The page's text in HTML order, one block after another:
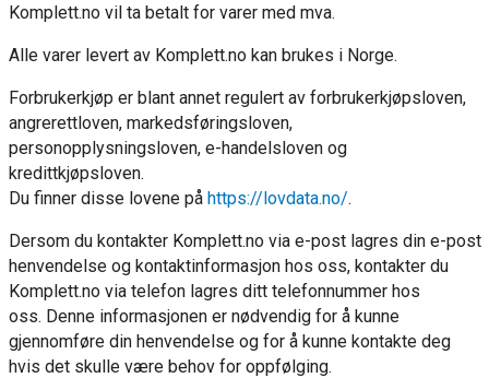
Komplett.no vil ta betalt for varer med mva.
Alle varer levert av Komplett.no kan brukes i Norge.
Forbrukerkjøp er blant annet regulert av forbrukerkjøpsloven,
angrerettloven, markedsføringsloven,
personopplysningsloven, e-handelsloven og
kredittkjøpsloven.
Du finner disse lovene på https://lovdata.no/.
Dersom du kontakter Komplett.no via e-post lagres din e-post
henvendelse og kontaktinformasjon hos oss, kontakter du
Komplett.no via telefon lagres ditt telefonnummer hos
oss. Denne informasjonen er nødvendig for å kunne
gjennomføre din henvendelse og for å kunne kontakte deg
hvis det skulle være behov for oppfølging.